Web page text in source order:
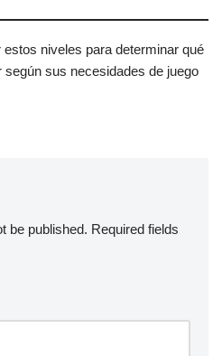
niveles para determinar qué
según sus necesidades de juego
be published. Required fields